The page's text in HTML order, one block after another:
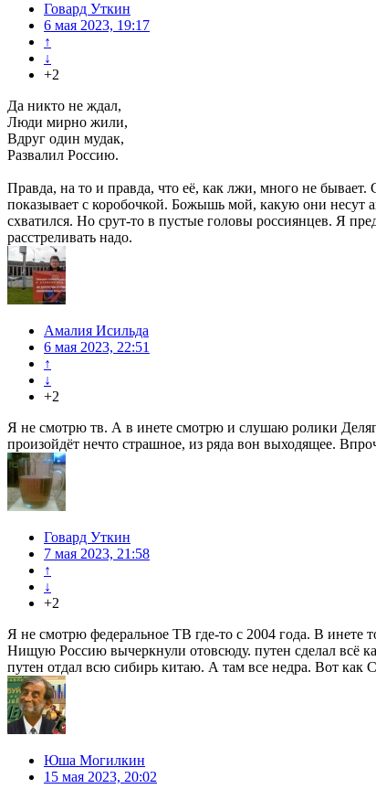
Говард Уткин
6 мая 2023, 19:17
↑
↓
+2
Да никто не ждал,
Люди мирно жили,
Вдруг один мудак,
Развалил Россию.
Правда, на то и правда, что её, как лжи, много не
показывает с коробочкой. Божышь мой, какую они
схватился. Но срут-то в пустые головы россиянцев. Я
расстреливать надо.
Амалия Исильда
6 мая 2023, 22:51
↑
↓
+2
Я не смотрю тв. А в инете смотрю и слушаю ролики
произойдёт нечто страшное, из ряда вон выходящее.
Говард Уткин
7 мая 2023, 21:58
↑
↓
+2
Я не смотрю федеральное ТВ где-то с 2004 года. В
Нищую Россию вычеркнули отовсюду. путен сделал всё
путен отдал всю сибирь китаю. А там все недра. Вот как
Юша Могилкин
15 мая 2023, 20:02